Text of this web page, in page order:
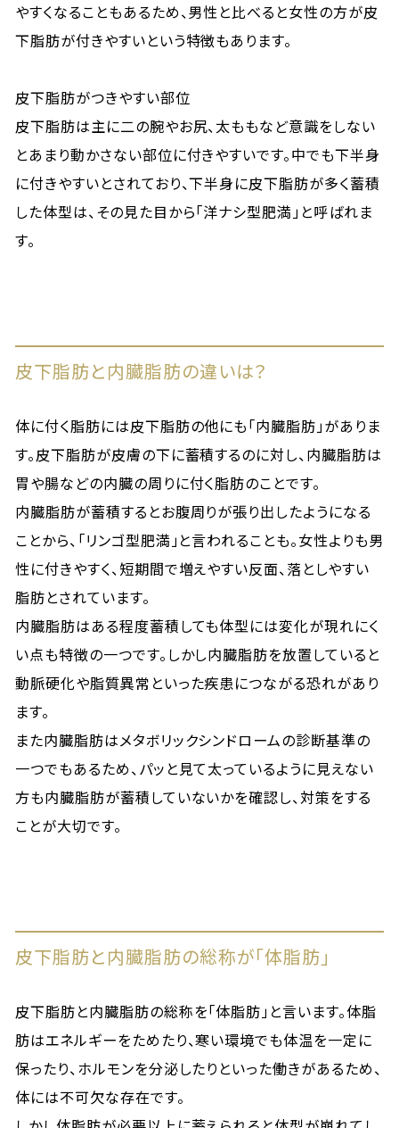
やすくなることもあるため、男性と比べると女性の方が皮
下脂肪が付きやすいという特徴もあります。
皮下脂肪がつきやすい部位
皮下脂肪は主に二の腕やお尻、太ももなど意識をしない
とあまり動かさない部位に付きやすいです。中でも下半身
に付きやすいとされており、下半身に皮下脂肪が多く蓄積
した体型は、その見た目から「洋ナシ型肥満」と呼ばれま
す。
皮下脂肪と内臓脂肪の違いは？
体に付く脂肪には皮下脂肪の他にも「内臓脂肪」がありま
す。皮下脂肪が皮膚の下に蓄積するのに対し、内臓脂肪は
胃や腸などの内臓の周りに付く脂肪のことです。
内臓脂肪が蓄積するとお腹周りが張り出したようになる
ことから、「リンゴ型肥満」と言われることも。女性よりも男
性に付きやすく、短期間で増えやすい反面、落としやすい
脂肪とされています。
内臓脂肪はある程度蓄積しても体型には変化が現れにく
い点も特徴の一つです。しかし内臓脂肪を放置していると
動脈硬化や脂質異常といった疾患につながる恐れがあり
ます。
また内臓脂肪はメタボリックシンドロームの診断基準の
一つでもあるため、パッと見て太っているように見えない
方も内臓脂肪が蓄積していないかを確認し、対策をする
ことが大切です。
皮下脂肪と内臓脂肪の総称が「体脂肪」
皮下脂肪と内臓脂肪の総称を「体脂肪」と言います。体脂
肪はエネルギーをためたり、寒い環境でも体温を一定に
保ったり、ホルモンを分泌したりといった働きがあるため、
体には不可欠な存在です。